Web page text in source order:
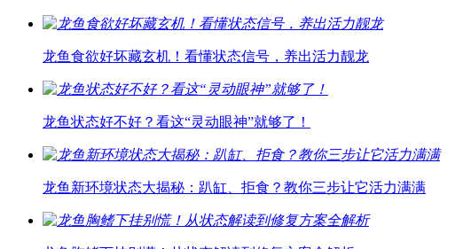
龙鱼食欲好坏藏玄机！看懂状态信号，养出活力靓龙
龙鱼状态好不好？看这“灵动眼神”就够了！
龙鱼新环境状态大揭秘：趴缸、拒食？教你三步让它活力满满